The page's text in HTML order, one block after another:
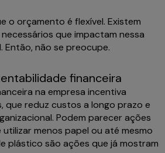
o orçamento é flexível. Existem
que impactam nessa
Então, não se preocupe.
financeira
na empresa incentiva
que reduz custos a longo prazo e
Podem parecer ações
menos papel ou até mesmo
plástico são ações que já mostram